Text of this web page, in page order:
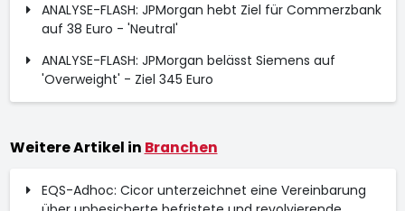
ANALYSE-FLASH: JPMorgan hebt Ziel für Commerzbank
auf 38 Euro - 'Neutral'
ANALYSE-FLASH: JPMorgan belässt Siemens auf
'Overweight' - Ziel 345 Euro
Weitere Artikel in Branchen
EQS-Adhoc: Cicor unterzeichnet eine Vereinbarung